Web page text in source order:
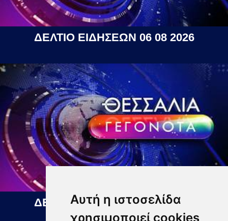
Αυτή η ιστοσελίδα
χρησιμοποιεί cookies
ΔΕΛΤΙΟ ΕΙΔΗΣΕΩΝ 06 08 2026
ΔΕΛΤΙΟ ΕΙΔΗΣΕΩΝ 07 08 2026